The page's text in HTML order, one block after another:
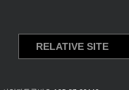
RELATIVE SITE